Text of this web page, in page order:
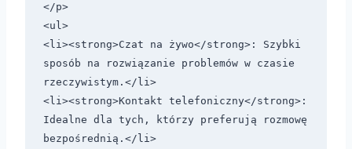
</p>
<ul>
<li><strong>Czat na żywo</strong>: Szybki
sposób na rozwiązanie problemów w czasie
rzeczywistym.</li>
<li><strong>Kontakt telefoniczny</strong>:
Idealne dla tych, którzy preferują rozmowę
bezpośrednią.</li>